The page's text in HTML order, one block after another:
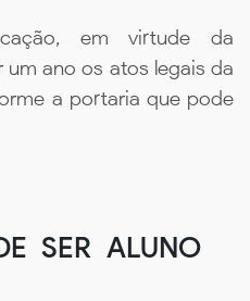
em virtude da
ano os atos legais da
a portaria que pode
SER ALUNO